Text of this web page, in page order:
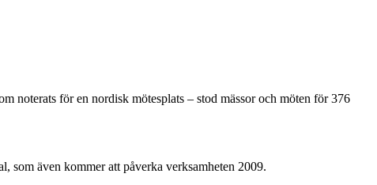
noterats för en nordisk mötesplats – stod mässor och möten för 376
som även kommer att påverka verksamheten 2009.